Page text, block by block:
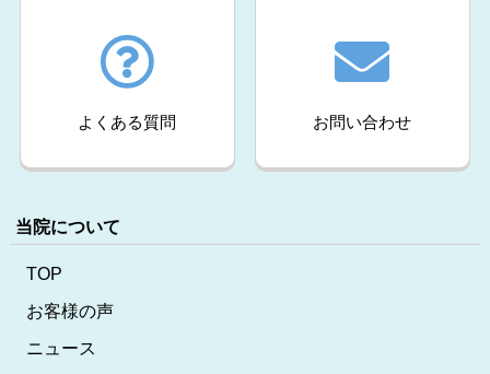
よくある質問 お問い合わせ
当院について
TOP
お客様の声
ニュース